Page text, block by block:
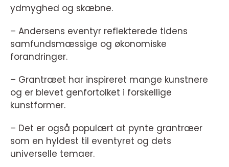
ydmyghed og skæbne.
– Andersens eventyr reflekterede tidens
samfundsmæssige og økonomiske
forandringer.
– Grantræet har inspireret mange kunstnere
og er blevet genfortolket i forskellige
kunstformer.
– Det er også populært at pynte grantræer
som en hyldest til eventyret og dets
universelle temaer.